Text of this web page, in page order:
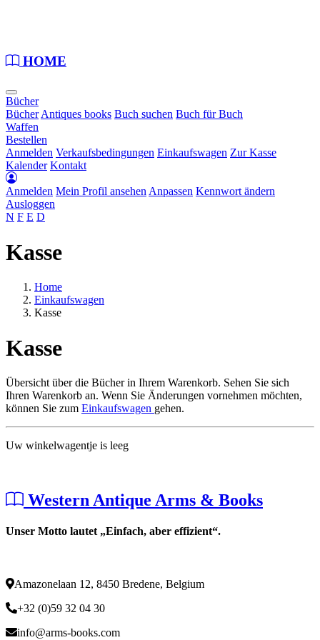
HOME
Bücher
BücherAntiques books Buch suchen Buch für Buch
Waffen
Bestellen
Anmelden Verkaufsbedingungen Einkaufswagen Zur Kasse
Kalender Kontakt
Anmelden Mein Profil ansehenAnpassen Kennwort ändern
Ausloggen
N F E D
Kasse
Home
Einkaufswagen
Kasse
Kasse
Übersicht über die Bücher in Ihrem Warenkorb. Sehen Sie sich
Ihren Warenkorb an. Wenn Sie Änderungen vornehmen möchten,
können Sie zum Einkaufswagen gehen.
Uw winkelwagentje is leeg
Western Antique Arms & Books
Unser Motto lautet „Einfach, aber effizient“.
Amazonelaan 12, 8450 Bredene, Belgium
+32 (0)59 32 04 30
info@arms-books.com